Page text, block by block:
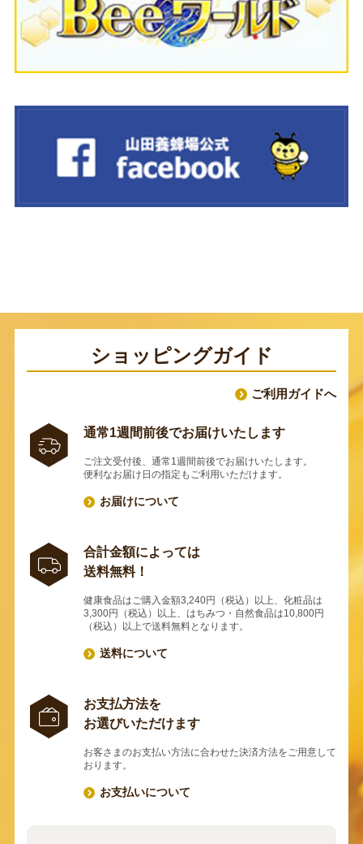
ショッピングガイド
ご利用ガイドへ
通常1週間前後でお届けいたします
ご注文受付後、通常1週間前後でお届けいたします。
便利なお届け日の指定もご利用いただけます。
お届けについて
合計金額によっては
送料無料！
健康食品はご購入金額3,240円（税込）以上、化粧品は
3,300円（税込）以上、はちみつ・自然食品は10,800円
（税込）以上で送料無料となります。
送料について
お支払方法を
お選びいただけます
お客さまのお支払い方法に合わせた決済方法をご用意して
おります。
お支払いについて